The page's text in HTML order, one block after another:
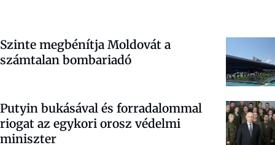
Szinte megbénítja Moldovát a
számtalan bombariadó
Putyin bukásával és forradalommal
riogat az egykori orosz védelmi
miniszter